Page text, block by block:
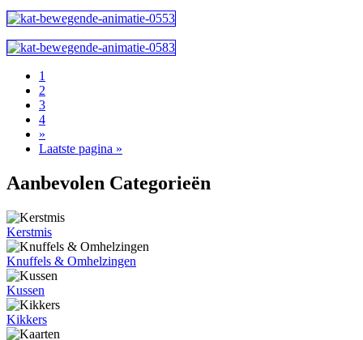
1
2
3
4
»
Laatste pagina »
Aanbevolen Categorieën
Kerstmis
Knuffels & Omhelzingen
Kussen
Kikkers